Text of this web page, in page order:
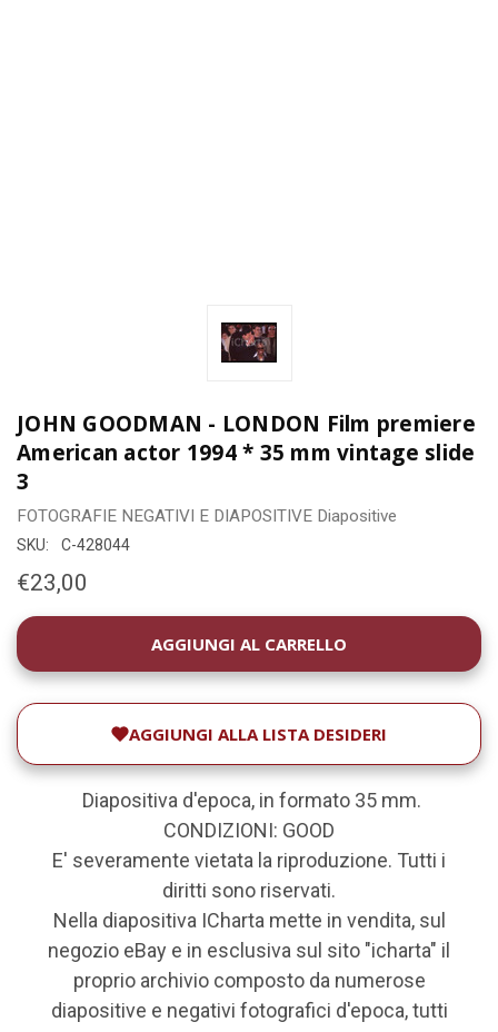
JOHN GOODMAN - LONDON Film premiere
American actor 1994 * 35 mm vintage slide
3
FOTOGRAFIE NEGATIVI E DIAPOSITIVE Diapositive
SKU: C-428044
€23,00
DISPONIBILITÀ
ATTUALE:
AGGIUNGI ALLA LISTA DESIDERI
Diapositiva d'epoca, in formato 35 mm.
CONDIZIONI: GOOD
E' severamente vietata la riproduzione. Tutti i
diritti sono riservati.
Nella diapositiva ICharta mette in vendita, sul
negozio eBay e in esclusiva sul sito "icharta" il
proprio archivio composto da numerose
diapositive e negativi fotografici d'epoca, tutti